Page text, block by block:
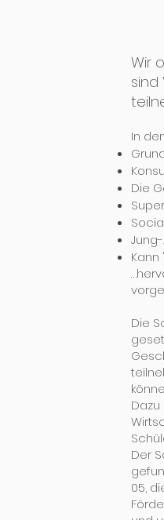
Wir
sind
In
Die
Kann
Die
Der
05,